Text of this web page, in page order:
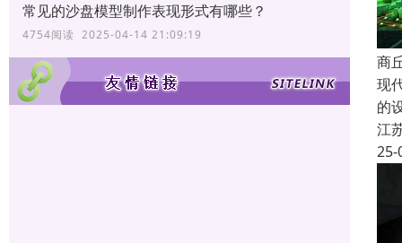
常见的沙盘模型制作表现形式有哪些？
4754阅读 2025-04-14 21:09:19
商
现
的
江
25-